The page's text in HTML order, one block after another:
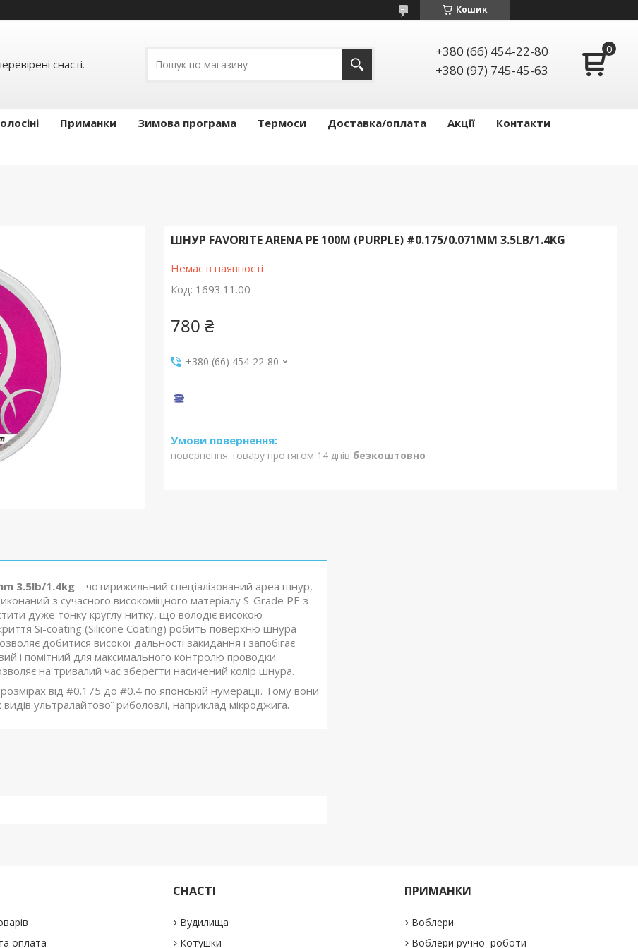
Кошик
снасті.
+380 (66) 454-22-80
+380 (97) 745-45-63
Приманки Зимова програма Термоси Доставка/оплата Акції
Контакти
ШНУР FAVORITE ARENA PE 100M (PURPLE) #0.175/0.071MM 3.5LB/1.4KG
Немає в наявності
Код: 1693.11.00
780 ₴
+380 (66) 454-22-80
повернення товару протягом 14 днів безкоштовно
3.5lb/1.4kg – чотирижильний спеціалізований ареа шнур,
з сучасного високоміцного матеріалу S-Grade PE з
дуже тонку круглу нитку, що володіє високою
Si-coating (Silicone Coating) робить поверхню шнура
добитися високої дальності закидання і запобігає
і помітний для максимального контролю проводки.
на тривалий час зберегти насичений колір шнура.
від #0.175 до #0.4 по японській нумерації. Тому вони
ультралайтової риболовлі, наприклад мікроджига.
оплата
СНАСТІ
Вудилища
Котушки
ПРИМАНКИ
Воблери
Воблери ручної роботи